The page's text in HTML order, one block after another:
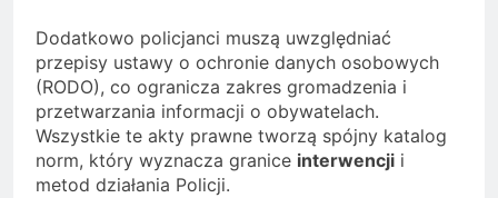
Dodatkowo policjanci muszą uwzględniać
przepisy ustawy o ochronie danych osobowych
(RODO), co ogranicza zakres gromadzenia i
przetwarzania informacji o obywatelach.
Wszystkie te akty prawne tworzą spójny katalog
norm, który wyznacza granice interwencji i
metod działania Policji.